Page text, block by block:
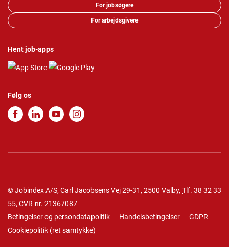
For jobsøgere
For arbejdsgivere
Hent job-apps
Følg os
© Jobindex A/S, Carl Jacobsens Vej 29-31, 2500 Valby, Tlf. 38 32 33
55, CVR-nr. 21367087
Betingelser og persondatapolitik
Handelsbetingelser
GDPR
Cookiepolitik (ret samtykke)